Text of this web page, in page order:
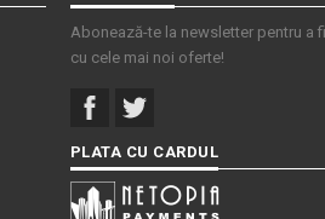
Abonează-te la newsletter pentru a
cu cele mai noi oferte!
PLATA CU CARDUL